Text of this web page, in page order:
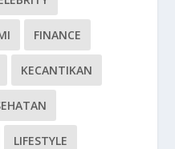
FINANCE
KECANTIKAN
LIFESTYLE